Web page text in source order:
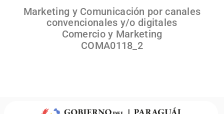
Marketing y Comunicación por canales
convencionales y/o digitales
Comercio y Marketing
COMA0118_2